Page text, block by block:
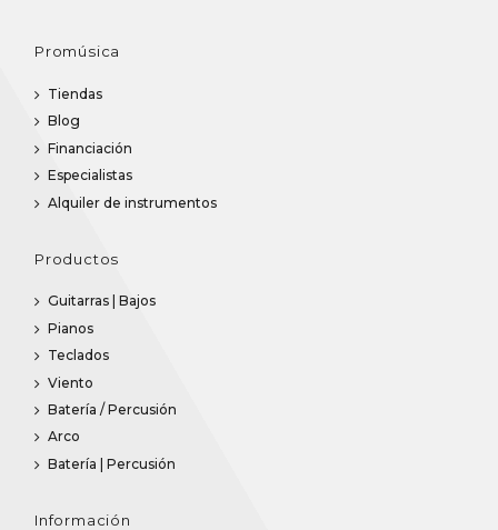
Promúsica
Tiendas
Blog
Financiación
Especialistas
Alquiler de instrumentos
Productos
Guitarras | Bajos
Pianos
Teclados
Viento
Batería / Percusión
Arco
Batería | Percusión
Información